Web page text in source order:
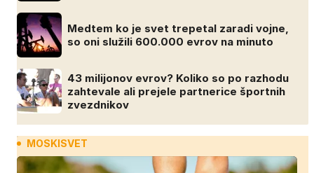
Medtem ko je svet trepetal zaradi vojne,
so oni služili 600.000 evrov na minuto
43 milijonov evrov? Koliko so po razhodu
zahtevale ali prejele partnerice športnih
zvezdnikov
MOSKISVET